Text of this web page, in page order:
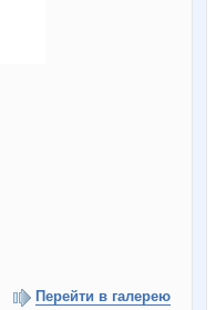
Перейти в галерею